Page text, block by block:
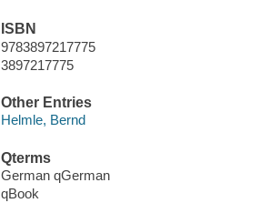
ISBN
9783897217775
3897217775
Other Entries
Helmle, Bernd
Qterms
German qGerman
qBook